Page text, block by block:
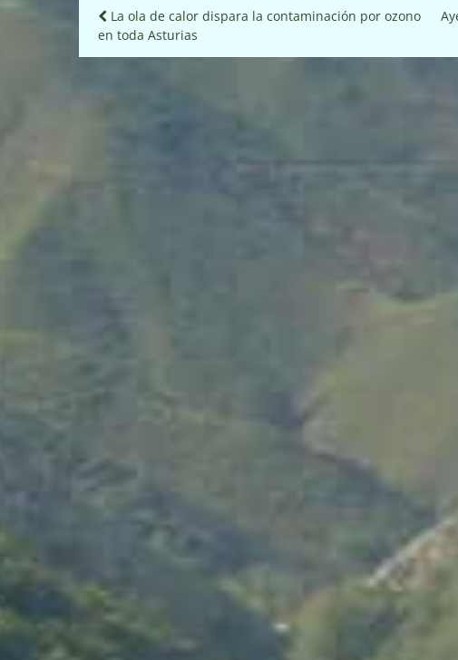
Navegación
de
La ola de calor dispara la contaminación por ozono
en toda Asturias